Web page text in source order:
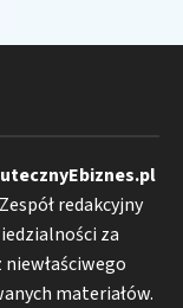
redakcyjny
za
materiałów.